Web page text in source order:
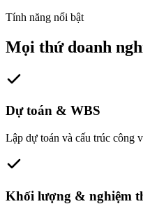
Tính năng nổi bật
Mọi thứ doanh
Dự toán & WBS
Lập dự toán và cấu trúc công
Khối lượng & nghiệm